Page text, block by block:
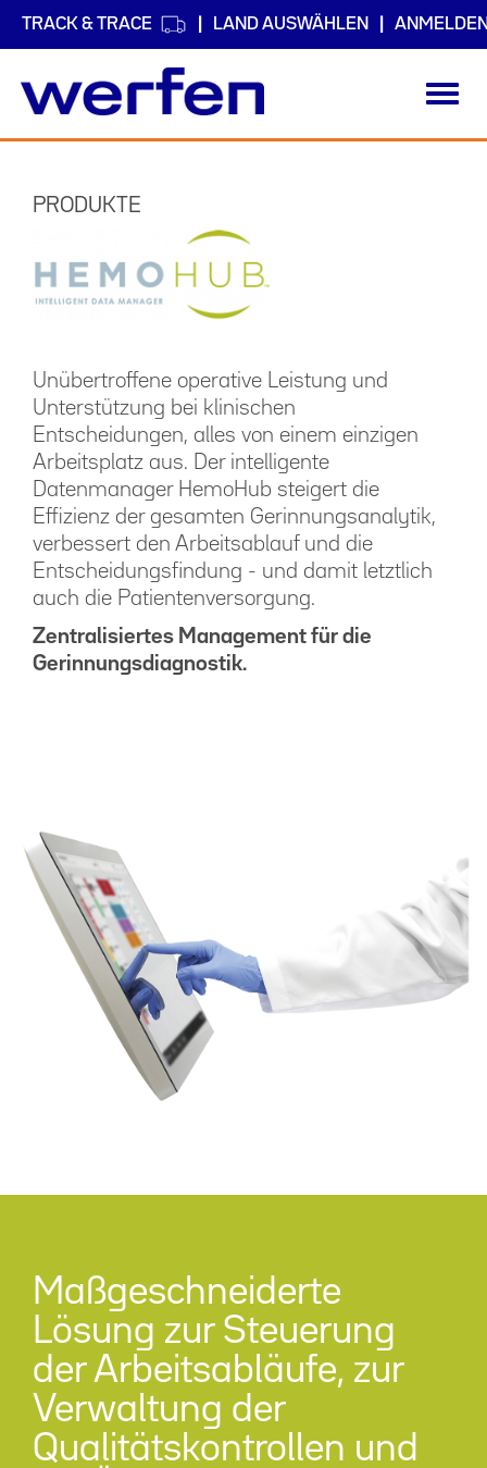
TRACK & TRACE LAND AUSWÄHLEN
InhaltPRODUKTE
Unübertroffene operative Leistung und
Unterstützung bei klinischen
Entscheidungen, alles von einem einzigen
Arbeitsplatz aus. Der intelligente
Datenmanager HemoHub steigert die
Effizienz der gesamten Gerinnungsanalytik,
verbessert den Arbeitsablauf und die
Entscheidungsfindung - und damit letztlich
auch die Patientenversorgung.
Zentralisiertes Management für die
Gerinnungsdiagnostik.
Maßgeschneiderte
Lösung zur Steuerung
der Arbeitsabläufe, zur
Verwaltung der
Qualitätskontrollen und